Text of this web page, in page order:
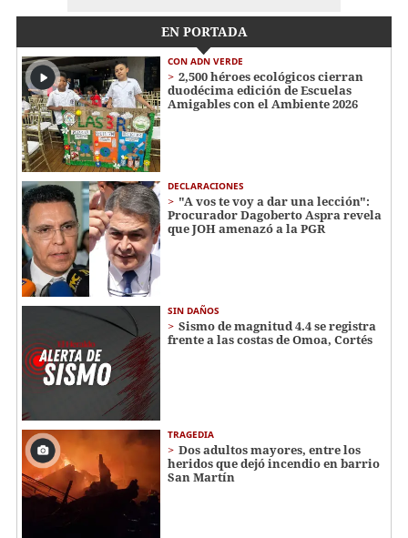
EN PORTADA
CON ADN VERDE
2,500 héroes ecológicos cierran
duodécima edición de Escuelas
Amigables con el Ambiente 2026
DECLARACIONES
"A vos te voy a dar una lección":
Procurador Dagoberto Aspra revela
que JOH amenazó a la PGR
SIN DAÑOS
Sismo de magnitud 4.4 se registra
frente a las costas de Omoa, Cortés
TRAGEDIA
Dos adultos mayores, entre los
heridos que dejó incendio en barrio
San Martín